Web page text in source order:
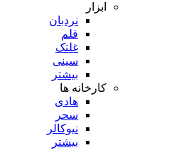
ابزار
نردبان
قلم
غلتک
سینی
بیشتر
کارخانه ها
هادی
سحر
نیوکالر
بیشتر